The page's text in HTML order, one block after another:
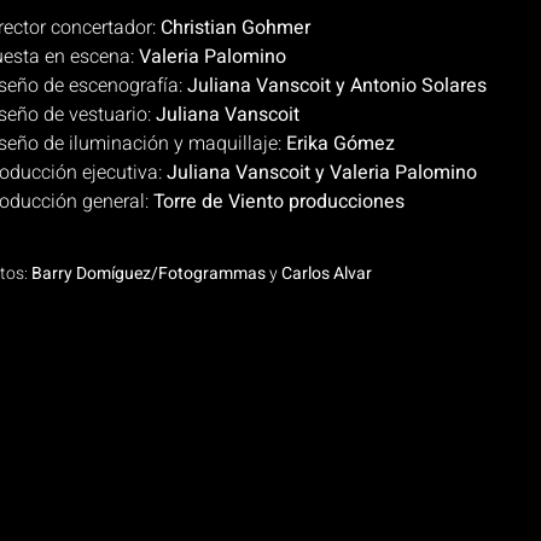
concertador: Christian Gohmer
en escena:Valeria Palomino
de escenografía:Juliana Vanscoit y Antonio Solares
de vestuario:Juliana Vanscoit
de iluminación y maquillaje: Erika Gómez
ejecutiva:Juliana Vanscoit y Valeria Palomino
general:Torre de Viento producciones
Barry Domíguez/FotogrammasyCarlos Alvar